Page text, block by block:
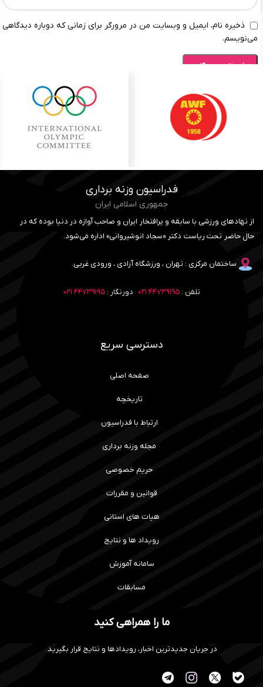
ذخیره نام، ایمیل و وبسایت من در مرورگر برای زمانی که دوباره دیدگاهی
می‌نویسم.
فدراسیون وزنه برداری
جمهوری اسلامی ایران
از نهادهای ورزشی با سابقه و پرافتخار ایران و صاحب آوازه در دنیا بوده که در
حال حاضر تحت ریاست دکتر «سجاد انوشیروانی» اداره می‌شود.
ساختمان مرکزی : تهران ، ورزشگاه آزادی ، ورودی غربی.
تلفن :۴۴۷۳۹۱۹۵ ۰۲۱ دورنگار :۴۴۷۳۹۱۹۵ ۰۲۱
دسترسی سریع
صفحه اصلی
تاریخچه
ارتباط با فدراسیون
مجله وزنه برداری
حریم خصوصی
قوانین و مقررات
هیات های استانی
رویداد ها و نتایج
سامانه آموزش
مسابقات
ما را همراهی کنید
در جریان جدیدترین اخبار، رویدادها و نتایج قرار بگیرید.